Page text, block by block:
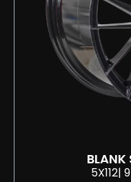
BLANK
5X112| 9